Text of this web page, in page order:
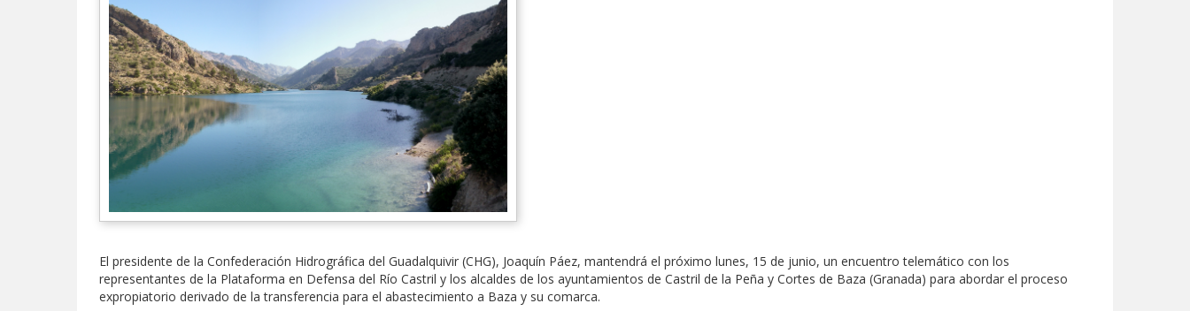
El presidente de la Confederación Hidrográfica del Guadalquivir (CHG), Joaquín Páez, mantendrá el próximo lunes, 15 de junio, un encuentro telemático con los
representantes de la Plataforma en Defensa del Río Castril y los alcaldes de los ayuntamientos de Castril de la Peña y Cortes de Baza (Granada) para abordar el proceso
expropiatorio derivado de la transferencia para el abastecimiento a Baza y su comarca.